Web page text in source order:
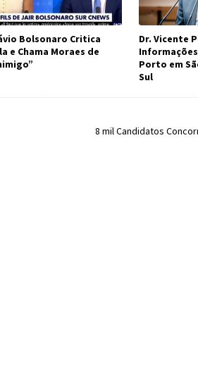
Bolsonaro Critica
e Chama Moraes de
Dr. Vicente
Porto em
Sul
8 mil Candidatos